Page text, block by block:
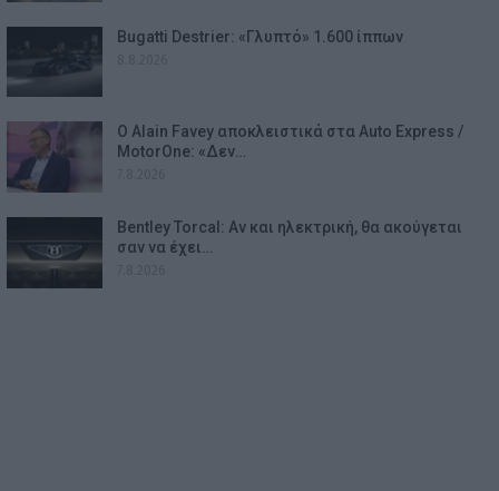
Bugatti Destrier: «Γλυπτό» 1.600 ίππων
Ο Alain Favey αποκλειστικά στα Auto Express /
MotorOne: «Δεν…
Bentley Torcal: Αν και ηλεκτρική, θα ακούγεται
σαν να έχει…